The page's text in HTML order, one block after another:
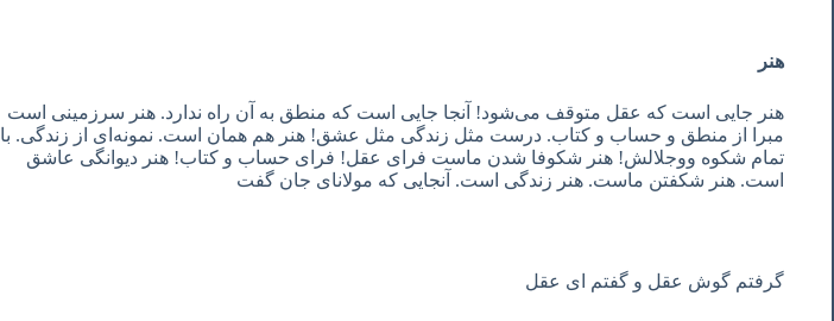
هنر
هنر جایی است که عقل متوقف می‌شود! آنجا جایی است که منطق به آن راه ندارد. هنر سرزمینی است
مبرا از منطق و حساب و کتاب. درست مثل زندگی مثل عشق! هنر هم همان است. نمونه‌ای از زندگی. با
تمام شکوه ووجلالش! هنر شکوفا شدن ماست فرای عقل! فرای حساب و کتاب! هنر دیوانگی عاشق
است. هنر شکفتن ماست. هنر زندگی است. آنجایی که مولانای جان گفت
گرفتم گوش عقل و گفتم ای عقل